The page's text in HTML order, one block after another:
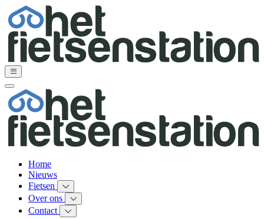
Home
Nieuws
Fietsen
Over ons
Contact